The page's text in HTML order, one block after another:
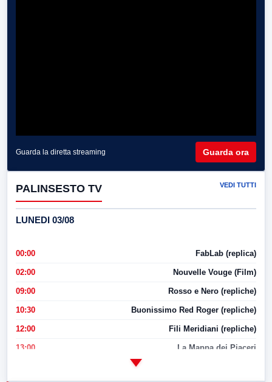
Guarda la diretta streaming Guarda ora
PALINSESTO TV VEDI TUTTI
LUNEDI 03/08
00:00 FabLab (replica)
02:00 Nouvelle Vouge (Film)
09:00 Rosso e Nero (repliche)
10:30 Buonissimo Red Roger (repliche)
12:00 Fili Meridiani (repliche)
13:00 La Mappa dei Piaceri